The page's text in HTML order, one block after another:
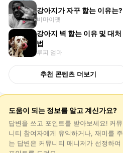
강아지가 자꾸 핥는 이유는?
비마이펫
강아지 벽 핥는 이유 및 대처
법
루피 엄마
추천 콘텐츠 더보기
도움이 되는 정보를 알고 계신가요?
답변 을 쓰고 포인트를 받아보세요! 커뮤
니티 참여자에게 유익하거나, 재미를 주
는 답변 은 커뮤니티 매니저가 선정하여